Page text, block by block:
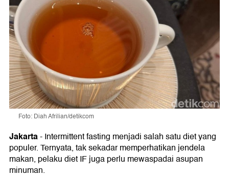
Foto: Diah Afrilian/detikcom
Jakarta-Intermittent fasting menjadi salah satu diet yang
populer. Ternyata, tak sekadar memperhatikan jendela
makan, pelaku diet IF juga perlu mewaspadai asupan
minuman.